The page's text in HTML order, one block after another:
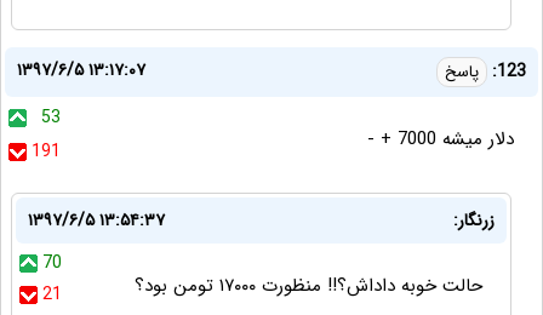
123: پاسخ
۱۳۹۷/۶/۵ ۱۳:۱۷:۰۷
53
191
دلار میشه 7000 + -
زرنگار:
۱۳۹۷/۶/۵ ۱۳:۵۴:۳۷
70
21
حالت خوبه داداش؟!! منظورت ۱۷۰۰۰ تومن بود؟